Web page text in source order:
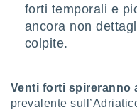
forti temporali e
ancora non
colpite.
Venti forti spireranno
prevalente